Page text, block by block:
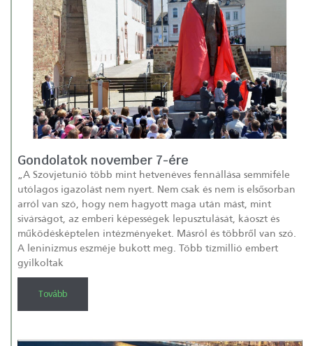
Gondolatok november 7-ére
„A Szovjetunió több mint hetvenéves fennállása semmiféle
utólagos igazolást nem nyert. Nem csak és nem is elsősorban
arról van szó, hogy nem hagyott maga után mást, mint
sivárságot, az emberi képességek lepusztulását, káoszt és
működésképtelen intézményeket. Másról és többről van szó.
A leninizmus eszméje bukott meg. Több tízmillió embert
gyilkoltak
Tovább